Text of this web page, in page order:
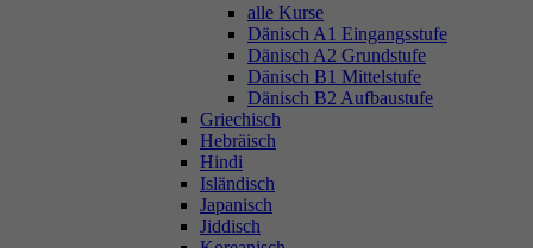
alle Kurse
Dänisch A1 Eingangsstufe
Dänisch A2 Grundstufe
Dänisch B1 Mittelstufe
Dänisch B2 Aufbaustufe
Griechisch
Hebräisch
Hindi
Isländisch
Japanisch
Jiddisch